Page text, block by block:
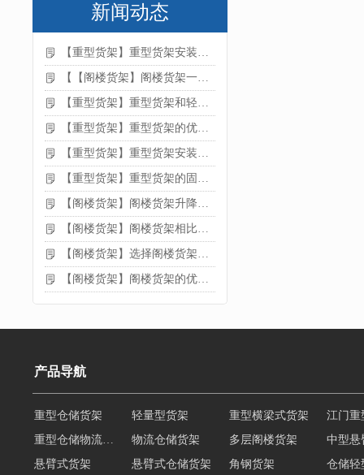
新闻动态
【重型货架】重型货架安装注意事项
【【阁楼货架】阁楼货架一般有哪些用途
【重型货架】重型货架和轻型货架的区别是什么
【重型货架】重型货架的优缺点
【重型货架】重型货架安装需要注意什么？
【重型货架】重型货架的固定方法
【阁楼货架】阁楼货架升降机需要注意哪些
【阁楼货架】阁楼货架相比传统货架的优势是什么
【阁楼货架】选择阁楼货架的好处？
【阁楼货架】阁楼货架的优点是什么
产品导航
物流仓储货架 多层阁楼货架
中型悬
悬臂式货架
悬臂式仓储货架 角钢货架
仓储
轻型货架
轻型仓储货架 移动式货架 横梁